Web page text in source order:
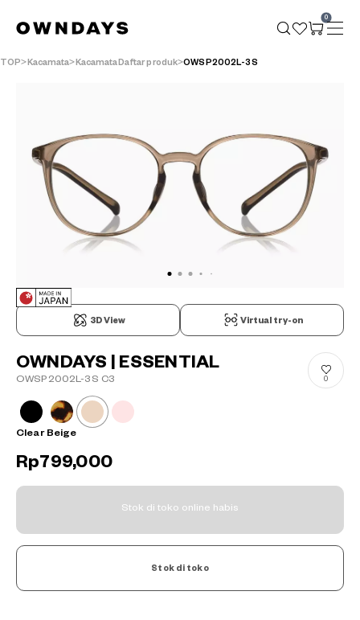
0
TOP Kacamata KacamataDaftar produk OWSP2002L-3S
3D View Virtual try-on
OWNDAYS | ESSENTIAL
OWSP2002L-3S C3 0
Clear Beige
Rp799,000
Stok di toko online habis
Stok di toko